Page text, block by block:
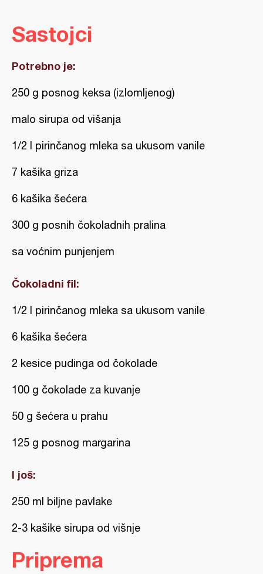
Sastojci
Potrebno je:
250 g posnog keksa (izlomljenog)
malo sirupa od višanja
1/2 l pirinčanog mleka sa ukusom vanile
7 kašika griza
6 kašika šećera
300 g posnih čokoladnih pralina
sa voćnim punjenjem
Čokoladni fil:
1/2 l pirinčanog mleka sa ukusom vanile
6 kašika šećera
2 kesice pudinga od čokolade
100 g čokolade za kuvanje
50 g šećera u prahu
125 g posnog margarina
I još:
250 ml biljne pavlake
2-3 kašike sirupa od višnje
Priprema